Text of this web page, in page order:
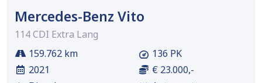
Mercedes-Benz Vito
114 CDI Extra Lang
159.762 km
2021
136 PK
€ 23.000,-